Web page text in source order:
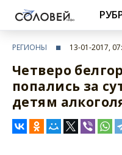
РЕГИОНЫ 13-01-2017,
Четверо
попались за
детям